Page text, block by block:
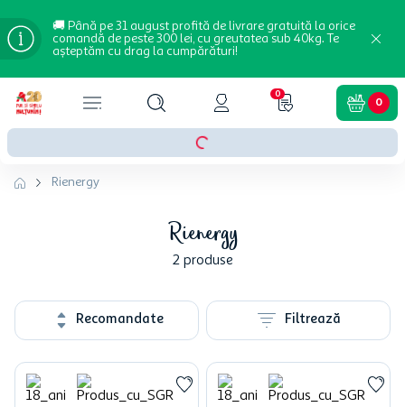
🚚 Până pe 31 august profită de livrare gratuită la orice
comandă de peste 300 lei, cu greutatea sub 40kg. Te
așteptăm cu drag la cumpărături!
0
0
Rienergy
Rienergy
2 produse
Recomandate Filtrează